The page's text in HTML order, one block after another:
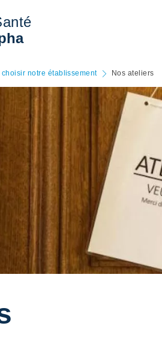
choisir notre établissement Nos ateliers